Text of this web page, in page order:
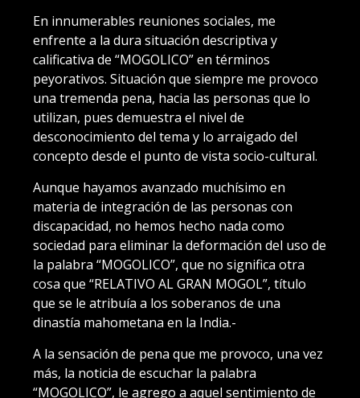
En innumerables reuniones sociales, me
enfrente a la dura situación descriptiva y
calificativa de “MOGOLICO” en términos
peyorativos. Situación que siempre me provoco
una tremenda pena, hacia las personas que lo
utilizan, pues demuestra el nivel de
desconocimiento del tema y lo arraigado del
concepto desde el punto de vista socio-cultural.
Aunque hayamos avanzado muchísimo en
materia de integración de las personas con
discapacidad, no hemos hecho nada como
sociedad para eliminar la deformación del uso de
la palabra “MOGOLICO”, que no significa otra
cosa que “RELATIVO AL GRAN MOGOL”, título
que se le atribuía a los soberanos de una
dinastía mahometana en la India.-
A la sensación de pena que me provoco, una vez
más, la noticia de escuchar la palabra
“MOGOLICO”, le agrego a aquel sentimiento de